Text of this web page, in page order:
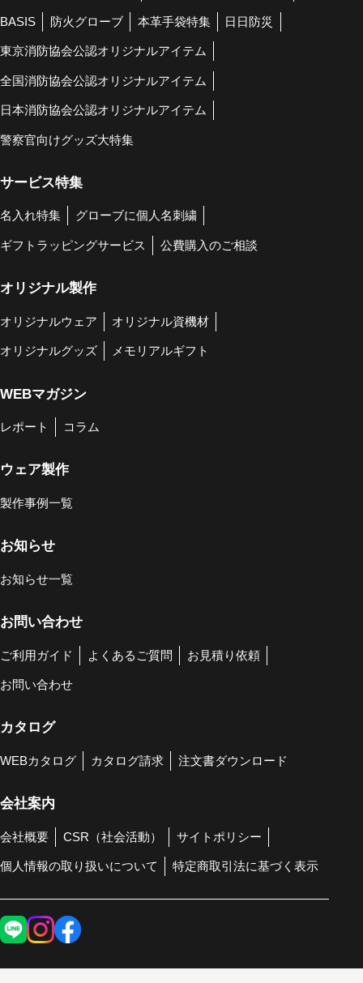
BASIS 防火グローブ 本革手袋特集 日日防災
東京消防協会公認オリジナルアイテム
全国消防協会公認オリジナルアイテム
日本消防協会公認オリジナルアイテム
警察官向けグッズ大特集
サービス特集
名入れ特集 グローブに個人名刺繍
ギフトラッピングサービス 公費購入のご相談
オリジナル製作
オリジナルウェア オリジナル資機材
オリジナルグッズ メモリアルギフト
WEBマガジン
レポート コラム
ウェア製作
製作事例一覧
お知らせ
お知らせ一覧
お問い合わせ
ご利用ガイド よくあるご質問 お見積り依頼
お問い合わせ
カタログ
WEBカタログ カタログ請求 注文書ダウンロード
会社案内
会社概要 CSR（社会活動） サイトポリシー
個人情報の取り扱いについて 特定商取引法に基づく表示